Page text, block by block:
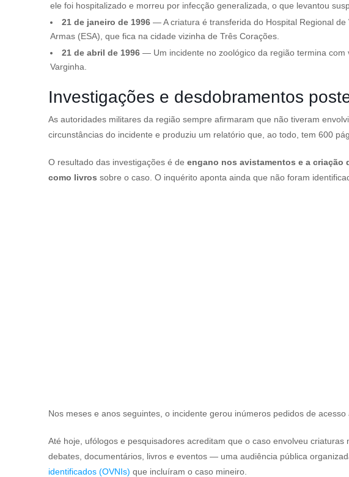
ele foi hospitalizado e morreu por infecção generalizada, o que levantou
21 de janeiro de 1996 — A criatura é transferida do Hospital Regional
Armas (ESA), que fica na cidade vizinha de Três Corações.
21 de abril de 1996 — Um incidente no zoológico da região termina com
Varginha.
Investigações e desdobramentos
As autoridades militares da região sempre afirmaram que não tiveram
circunstâncias do incidente e produziu um relatório que, ao todo, tem 600
O resultado das investigações é de engano nos avistamentos e a criação
como livros sobre o caso. O inquérito aponta ainda que não foram
Nos meses e anos seguintes, o incidente gerou inúmeros pedidos de
Até hoje, ufólogos e pesquisadores acreditam que o caso envolveu
debates, documentários, livros e eventos — uma audiência pública
identificados (OVNIs) que incluíram o caso mineiro.